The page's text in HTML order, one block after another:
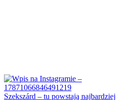
Szekszárd – tu powstają najbardziej